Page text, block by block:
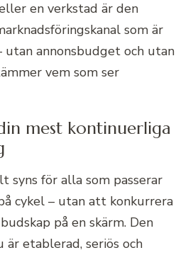
en verkstad är den
som är
annonsbudget och utan
vem som ser
mest kontinuerliga
syns för alla som passerar
cykel – utan att konkurrera
på en skärm. Den
etablerad, seriös och